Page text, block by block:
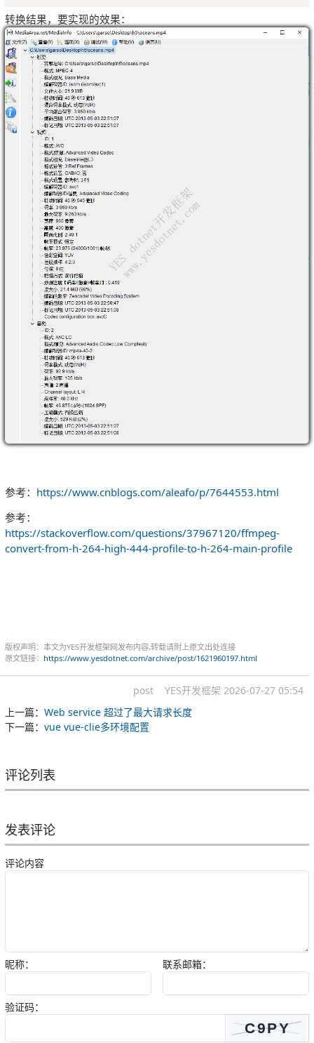
转换结果，要实现的效果：
参考： https://www.cnblogs.com/aleafo/p/7644553.html
参考：
https://stackoverflow.com/questions/37967120/ffmpeg-
convert-from-h-264-high-444-profile-to-h-264-main-profile
版权声明：本文为YES开发框架网发布内容,转载请附上原文出处连接
原文链接： https://www.yesdotnet.com/archive/post/1621960197.html
post YES开发框架 2026-07-27 05:54
上一篇： Web service 超过了最大请求长度
下一篇： vue vue-clie多环境配置
评论列表
发表评论
评论内容
昵称： 联系邮箱：
验证码：